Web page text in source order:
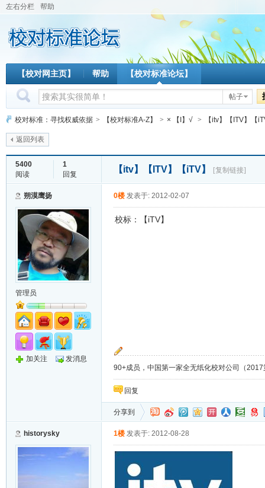
左右分栏 帮助
【校对网主页】 帮助 【校对标准论坛】
帖子
校对标准：寻找权威依据 > 【校对标准A-Z】 > × 【I】√ > 【itv】【ITV】【
返回列表
5400
阅读
1
回复
【itv】【ITV】【iTV】 [复制链接]
朔漠鹰扬
管理员
加关注 发消息
0楼 发表于: 2012-02-07
校标：【iTV】
90+成员，中国第一家全无纸化校对公司（
回复
分享到
historysky 1楼 发表于: 2012-08-28